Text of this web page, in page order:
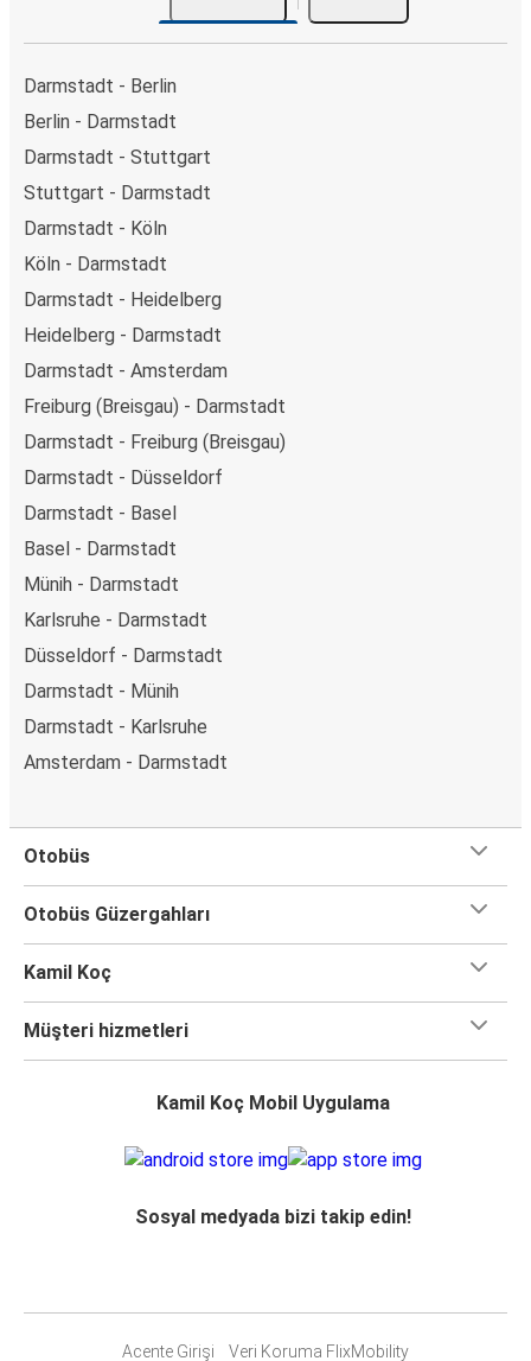
Darmstadt - Berlin
Berlin - Darmstadt
Darmstadt - Stuttgart
Stuttgart - Darmstadt
Darmstadt - Köln
Köln - Darmstadt
Darmstadt - Heidelberg
Heidelberg - Darmstadt
Darmstadt - Amsterdam
Freiburg (Breisgau) - Darmstadt
Darmstadt - Freiburg (Breisgau)
Darmstadt - Düsseldorf
Darmstadt - Basel
Basel - Darmstadt
Münih - Darmstadt
Karlsruhe - Darmstadt
Düsseldorf - Darmstadt
Darmstadt - Münih
Darmstadt - Karlsruhe
Amsterdam - Darmstadt
Otobüs
Otobüs Güzergahları
Kamil Koç
Müşteri hizmetleri
Kamil Koç Mobil Uygulama
Sosyal medyada bizi takip edin!
Acente Girişi Veri Koruma FlixMobility